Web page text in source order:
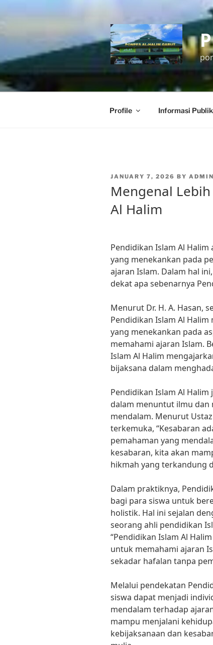
Profile Informasi Publik
POSTED
JANUARY 7, 2026 BY ADMIN
Mengenal
Al Halim
Pendidikan Islam Al
yang menekankan pada
ajaran Islam. Dalam hal
dekat apa sebenarnya
Menurut Dr. H. A. Hasan,
Pendidikan Islam Al
yang menekankan pada
memahami ajaran Islam.
Islam Al Halim
bijaksana dalam
Pendidikan Islam Al
dalam menuntut ilmu dan
mendalam. Menurut
terkemuka, “Kesabaran
pemahaman yang
kesabaran, kita akan
hikmah yang terkandung
Dalam praktiknya,
bagi para siswa untuk
holistik. Hal ini sejalan
seorang ahli pendidikan
“Pendidikan Islam Al
untuk memahami ajaran
sekadar hafalan tanpa
Melalui pendekatan
siswa dapat menjadi
mendalam terhadap
mampu menjalani
kebijaksanaan dan